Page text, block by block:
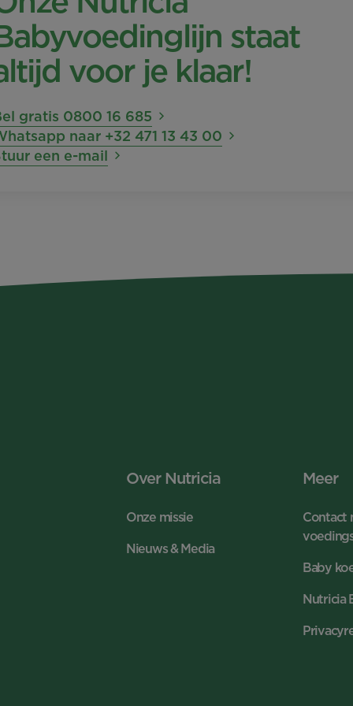
staat
voor je klaar!
gratis 0800 16 685
naar +32 471 13 43 00
een e-mail
Over Nutricia
Onze missie
Nieuws & Media
Meer
Contact
Baby
Nutricia